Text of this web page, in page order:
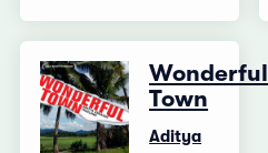
Wonderful
Town
Aditya